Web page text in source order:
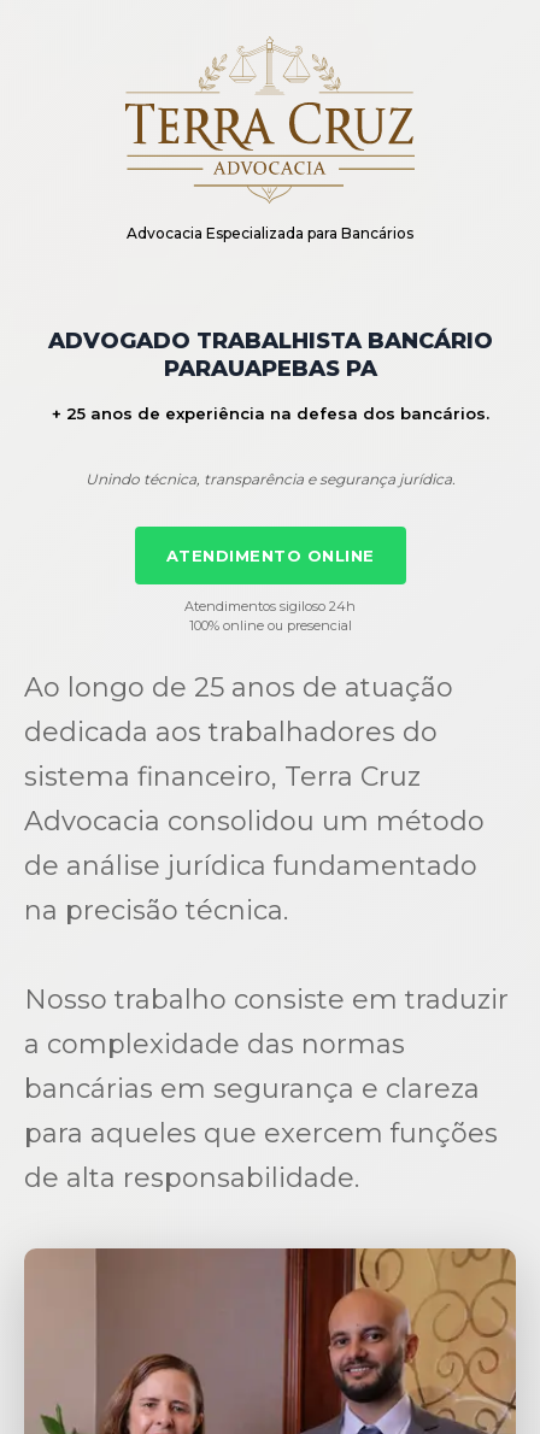
Advocacia Especializada para Bancários
ADVOGADO TRABALHISTA BANCÁRIO
PARAUAPEBAS PA
+ 25 anos de experiência na defesa dos bancários.
Unindo técnica, transparência e segurança jurídica.
ATENDIMENTO ONLINE
Atendimentos sigiloso 24h
100% online ou presencial
Ao longo de 25 anos de atuação
dedicada aos trabalhadores do
sistema financeiro, Terra Cruz
Advocacia consolidou um método
de análise jurídica fundamentado
na precisão técnica.
Nosso trabalho consiste em traduzir
a complexidade das normas
bancárias em segurança e clareza
para aqueles que exercem funções
de alta responsabilidade.